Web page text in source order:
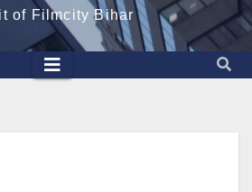
of Filmcity Bihar